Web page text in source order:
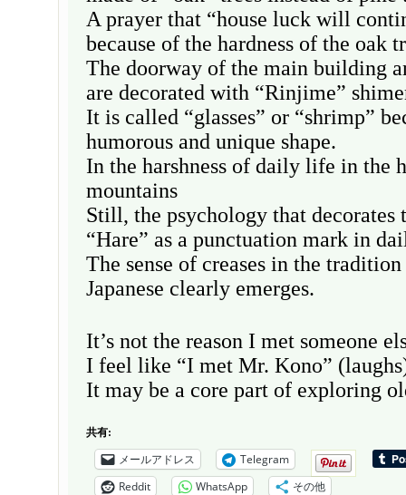
A prayer that “house luck will
because of the hardness of the oak
The doorway of the main building
are decorated with “Rinjime”
It is called “glasses” or “shrimp”
humorous and unique shape.
In the harshness of daily life in the
mountains
Still, the psychology that decorates
“Hare” as a punctuation mark in
The sense of creases in the
Japanese clearly emerges.
It’s not the reason I met someone
I feel like “I met Mr. Kono”
It may be a core part of exploring
共有:
メールアドレス
Telegram
Reddit
WhatsApp その他